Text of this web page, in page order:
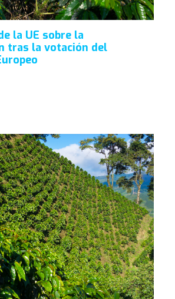
la UE sobre la
tras la votación del